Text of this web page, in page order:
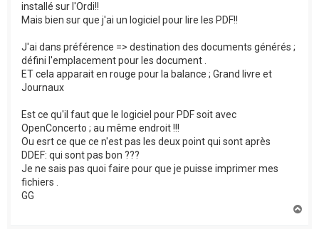
installé sur l'Ordi!!
Mais bien sur que j'ai un logiciel pour lire les PDF!!
J'ai dans préférence => destination des documents générés ;
défini l'emplacement pour les document .
ET cela apparait en rouge pour la balance ; Grand livre et
Journaux
Est ce qu'il faut que le logiciel pour PDF soit avec
OpenConcerto ; au même endroit !!!
Ou esrt ce que ce n'est pas les deux point qui sont après
DDEF: qui sont pas bon ???
Je ne sais pas quoi faire pour que je puisse imprimer mes
fichiers .
GG